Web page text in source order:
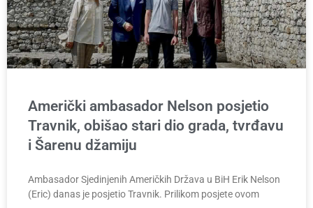
Američki ambasador Nelson posjetio
Travnik, obišao stari dio grada, tvrđavu
i Šarenu džamiju
Ambasador Sjedinjenih Američkih Država u BiH Erik Nelson
(Eric) danas je posjetio Travnik. Prilikom posjete ovom